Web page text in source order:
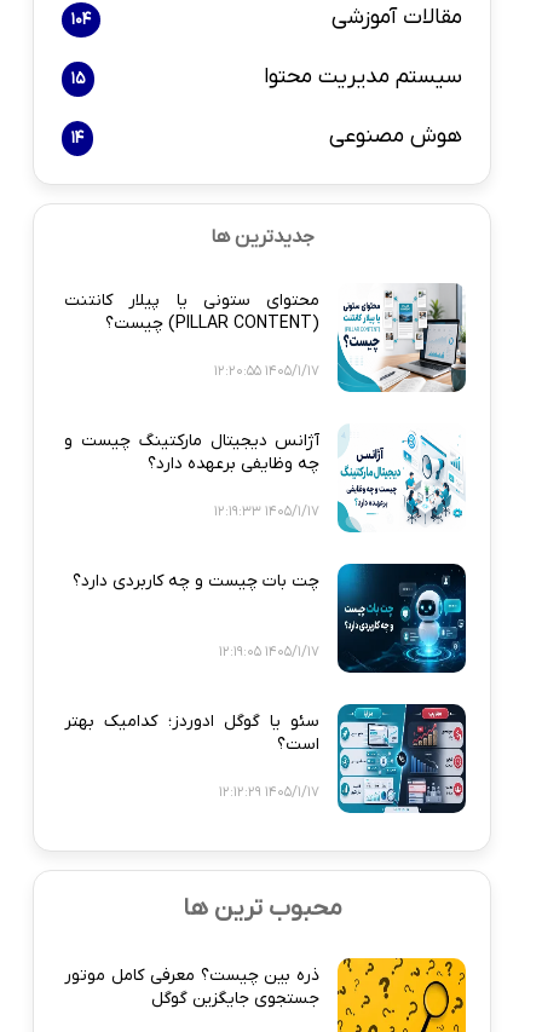
مقالات آموزشی 104
سیستم مدیریت محتوا 15
هوش مصنوعی 14
جدیدترین ها
محتوای ستونی یا پیلار کانتنت
(PILLAR CONTENT) چیست؟
1405/1/17 12:20:55
آژانس دیجیتال مارکتینگ چیست و
چه وظایفی برعهده دارد؟
1405/1/17 12:19:33
چت بات چیست و چه کاربردی دارد؟
1405/1/17 12:19:05
سئو یا گوگل ادوردز؛ کدامیک بهتر
است؟
1405/1/17 12:12:29
محبوب ترین ها
ذره‌ بین چیست؟ معرفی کامل موتور
جستجوی جایگزین گوگل